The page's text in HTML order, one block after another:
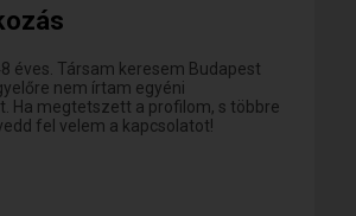
éves. Társam keresem Budapest
nem írtam egyéni
Ha megtetszett a profilom, s többre
fel velem a kapcsolatot!